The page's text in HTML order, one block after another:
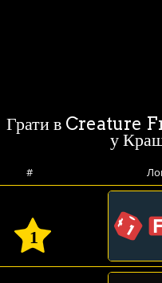
Грати в Creature
у
#
1